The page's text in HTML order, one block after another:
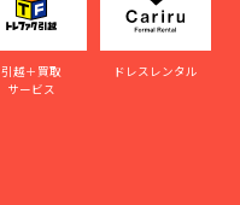
引越＋買取
サービス
ドレスレンタル